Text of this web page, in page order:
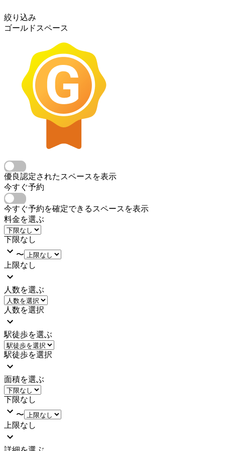
絞り込み
ゴールドスペース
優良認定されたスペースを表示
今すぐ予約
今すぐ予約を確定できるスペースを表示
料金を選ぶ
下限なし
〜
上限なし
人数を選ぶ
人数を選択
駅徒歩を選ぶ
駅徒歩を選択
面積を選ぶ
下限なし
〜
上限なし